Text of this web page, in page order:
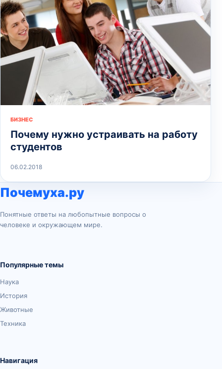
БИЗНЕС
Почему нужно устраивать на работу
студентов
06.02.2018
Почемуха.ру
Понятные ответы на любопытные вопросы о
человеке и окружающем мире.
Популярные темы
Наука
История
Животные
Техника
Навигация